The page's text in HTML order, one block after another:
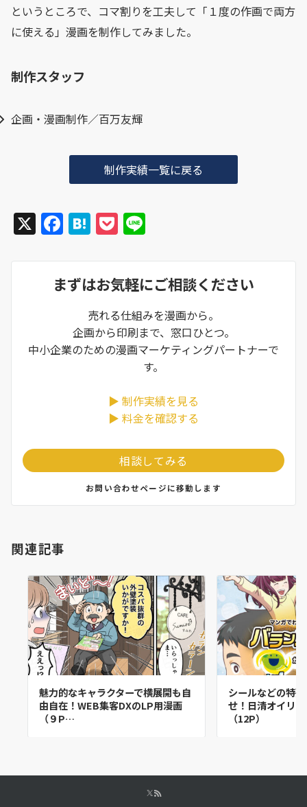
というところで、コマ割りを工夫して「１度の作画で両方
に使える」漫画を制作してみました。
制作スタッフ
企画・漫画制作／百万友輝
制作実績一覧に戻る
X F
a
c
e
o
o
H
at
e
n
a
P
o
c
k
et
e
まずはお気軽にご相談ください
売れる仕組みを漫画から。
企画から印刷まで、窓口ひとつ。
中小企業のための漫画マーケティングパートナーで
す。
▶ 制作実績を見る
▶ 料金を確認する
相談してみる
お問い合わせページに移動します
関連記事
魅力的なキャラクターで横展開も自
由自在！WEB集客DXのLP用漫画
（９P…
シールなどの特
せ！日清オイリ
（12P）